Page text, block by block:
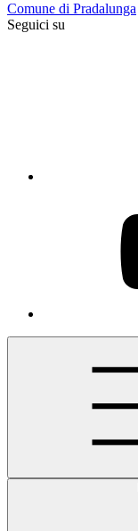
Comune di Pradalunga
Seguici su